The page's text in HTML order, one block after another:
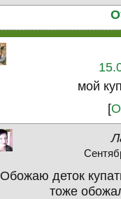
мой
[
Обожаю деток
тоже